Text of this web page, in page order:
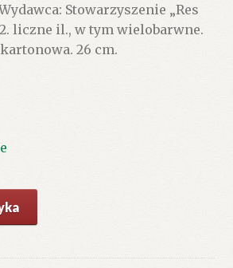
Stowarzyszenie „Res
liczne il., w tym wielobarwne.
26 cm.